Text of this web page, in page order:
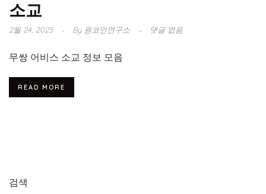
소교
2월 24, 2025 By원코인연구소 댓글 없음
무쌍 어비스 소교 정보 모음
READ MORE
검색